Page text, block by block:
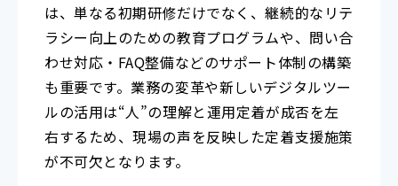
は、単なる初期研修だけでなく、継続的なリテ
ラシー向上のための教育プログラムや、問い合
わせ対応・FAQ整備などのサポート体制の構築
も重要です。業務の変革や新しいデジタルツー
ルの活用は“人”の理解と運用定着が成否を左
右するため、現場の声を反映した定着支援施策
が不可欠となります。